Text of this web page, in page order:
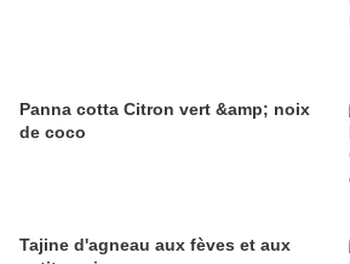
Panna cotta Citron vert &amp; noix
de coco
Tajine d'agneau aux fèves et aux